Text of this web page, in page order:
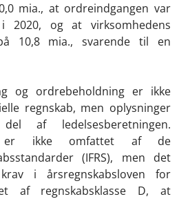
mia., at ordreindgangen var
og at virksomhedens
10,8 mia., svarende til en
og ordrebeholdning er ikke
regnskab, men oplysninger
af ledelsesberetningen.
er ikke omfattet af de
(IFRS), men det
i årsregnskabsloven for
af regnskabsklasse D, at